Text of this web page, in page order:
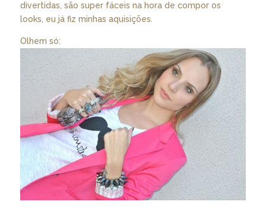
divertidas, são super fáceis na hora de compor os
looks, eu já fiz minhas aquisições.
Olhem só: